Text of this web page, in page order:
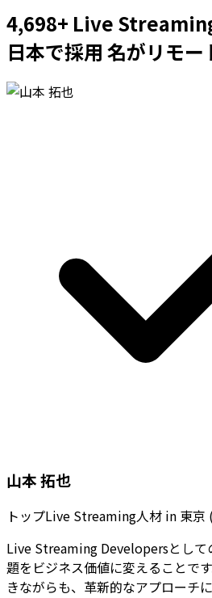
4,698+ Live
日本で採用 名がリモー
山本 拓也
トップLive Streaming人材 in 東京
Live Streaming Developersとして
題をビジネス価値に変えることで
きながらも、革新的なアプローチ